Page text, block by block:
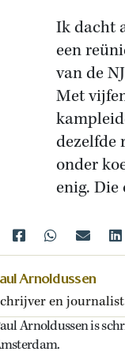
Ik dacht
een
van de
Met
dezelfde
onder
enig. Die
Arnoldussen
en journalist
Arnoldussen is